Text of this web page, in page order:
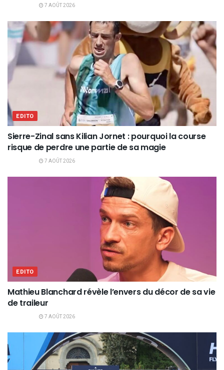
7 AOÛT 2026
EDITO
Sierre-Zinal sans Kilian Jornet : pourquoi la course
risque de perdre une partie de sa magie
7 AOÛT 2026
EDITO
Mathieu Blanchard révèle l’envers du décor de sa vie
de traileur
7 AOÛT 2026